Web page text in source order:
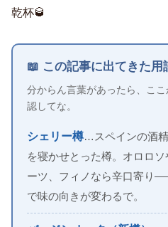
乾杯🥃
📖 この記事に出てきた用
分からん言葉があったら、こ
認してな。
シェリー樽…スペインの酒精
を寝かせとった樽。オロロ
ーツ、フィノなら辛口寄り
で味の向きが変わるで。